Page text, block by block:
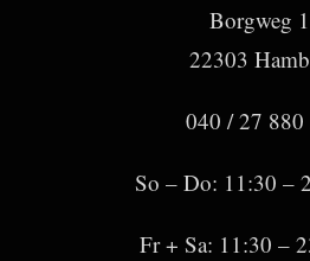
Borgweg
22303
040 / 27 880
So – Do: 11:30 –
Fr + Sa: 11:30 –